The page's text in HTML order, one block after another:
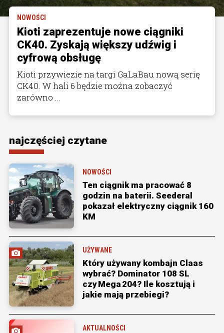
NOWOŚCI
Kioti zaprezentuje nowe ciągniki
CK40. Zyskają większy udźwig i
cyfrową obsługę
Kioti przywiezie na targi GaLaBau nową serię
CK40. W hali 6 będzie można zobaczyć
zarówno ...
najczęściej czytane
NOWOŚCI
Ten ciągnik ma pracować 8
godzin na baterii. Seederal
pokazał elektryczny ciągnik 160
KM
UŻYWANE
Który używany kombajn Claas
wybrać? Dominator 108 SL
czy Mega 204? Ile kosztują i
jakie mają przebiegi?
AKTUALNOŚCI